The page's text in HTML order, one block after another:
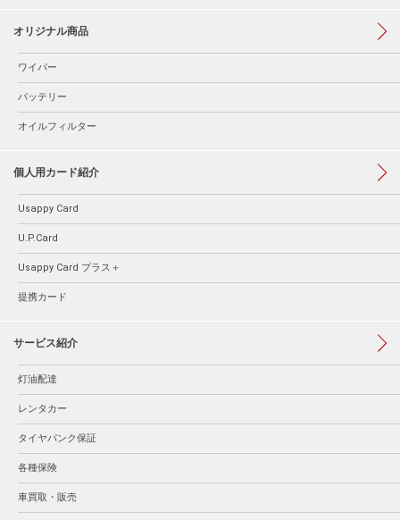
オリジナル商品
ワイパー
バッテリー
オイルフィルター
個人用カード紹介
Usappy Card
U.P.Card
Usappy Card プラス＋
提携カード
サービス紹介
灯油配達
レンタカー
タイヤパンク保証
各種保険
車買取・販売